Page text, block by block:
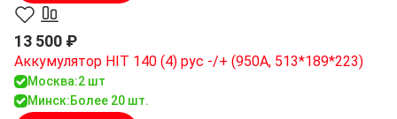
13 500 ₽
Аккумулятор HIT 140 (4) рус -/+ (950A, 513*189*223)
Москва:2 шт
Минск:Более 20 шт.